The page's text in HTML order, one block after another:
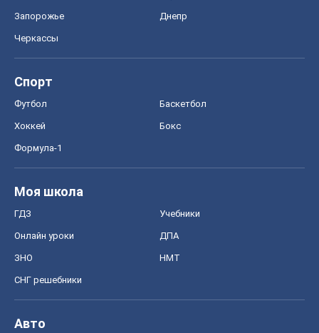
Запорожье Днепр
Черкассы
Спорт
Футбол Баскетбол
Хоккей Бокс
Формула-1
Моя школа
ГДЗ Учебники
Онлайн уроки ДПА
ЗНО НМТ
СНГ решебники
Авто